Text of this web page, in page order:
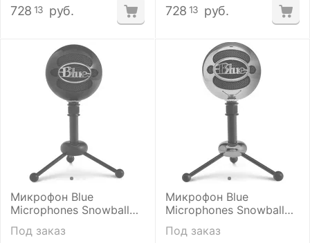
728 13 руб. 728 13 руб.
Микрофон Blue
Microphones Snowball
Под заказ
Микрофон Blue
Microphones Snowball
Под заказ